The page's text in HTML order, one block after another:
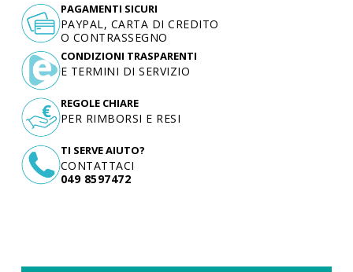
TI SERVE AIUTO?
CONTATTACI
049 8597472
PAGAMENTI SICURI
PAYPAL, CARTA DI CREDITO
O CONTRASSEGNO
CONDIZIONI TRASPARENTI
E TERMINI DI SERVIZIO
REGOLE CHIARE
PER RIMBORSI E RESI